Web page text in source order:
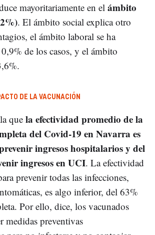
mayoritariamente en el ámbito
. El ámbito social explica otro
el ámbito laboral se ha
de los casos, y el ámbito
DE LA VACUNACIÓN
que la efectividad promedio de la
del Covid-19 en Navarra es
ingresos hospitalarios y del
ingresos en UCI. La efectividad
prevenir todas las infecciones,
es algo inferior, del 63%
Por ello, dice, los vacunados
medidas preventivas